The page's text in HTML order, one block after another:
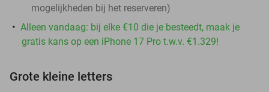
mogelijkheden bij het reserveren)
Alleen vandaag: bij elke €10 die je besteedt, maak je
gratis kans op een iPhone 17 Pro t.w.v. €1.329!
Grote kleine letters